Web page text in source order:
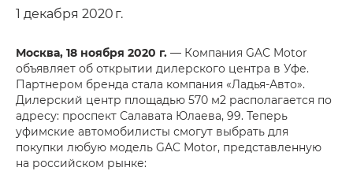
1 декабря 2020 г.
Москва, 18 ноября 2020 г. — Компания GAC Motor
объявляет об открытии дилерского центра в Уфе.
Партнером бренда стала компания «Ладья-Авто».
Дилерский центр площадью 570 м2 располагается по
адресу: проспект Салавата Юлаева, 99. Теперь
уфимские автомобилисты смогут выбрать для
покупки любую модель GAC Motor, представленную
на российском рынке: